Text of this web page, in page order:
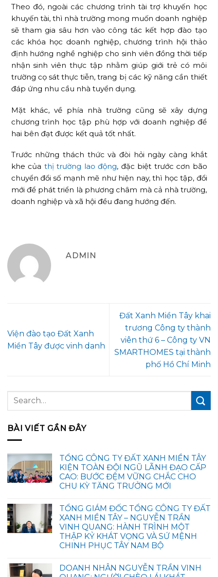
Theo đó, ngoài các chương trình tài trợ khuyến học
khuyến tài, thì nhà trường mong muốn doanh nghiệp
sẽ tham gia sâu hơn vào công tác kết hợp đào tạo
các khóa học doanh nghiệp, chương trình hội thảo
định hướng nghề nghiệp cho sinh viên đồng thời tiếp
nhận sinh viên thực tập nhằm giúp giới trẻ có môi
trường cọ sát thực tiễn, trang bị các kỹ năng cần thiết
đáp ứng nhu cầu nhà tuyển dụng.
Mặt khác, về phía nhà trường cũng sẽ xây dựng
chương trình học tập phù hợp với doanh nghiệp để
hai bên đạt được kết quả tốt nhất.
Trước những thách thức và đòi hỏi ngày càng khắt
khe của thị trường lao động, đặc biệt trước cơn bão
chuyển đổi số mạnh mẽ như hiện nay, thì học tập, đổi
mới để phát triển là phương châm mà cả nhà trường,
doanh nghiệp và xã hội đều đang hướng đến.
ADMIN
Viện đào tạo Đất Xanh
Miền Tây được vinh danh
Đất Xanh Miền Tây khai
trương Công ty thành
viên thứ 6 – Công ty VN
SMARTHOMES tại thành
phố Hồ Chí Minh
BÀI VIẾT GẦN ĐÂY
TỔNG CÔNG TY ĐẤT XANH MIỀN TÂY
KIỆN TOÀN ĐỘI NGŨ LÃNH ĐẠO CẤP
CAO: BƯỚC ĐỆM VỮNG CHẮC CHO
CHU KỲ TĂNG TRƯỞNG MỚI
TỔNG GIÁM ĐỐC TỔNG CÔNG TY ĐẤT
XANH MIỀN TÂY – NGUYỄN TRẦN
VINH QUANG: HÀNH TRÌNH MỘT
THẬP KỶ KHÁT VỌNG VÀ SỨ MỆNH
CHINH PHỤC TÂY NAM BỘ
DOANH NHÂN NGUYỄN TRẦN VINH